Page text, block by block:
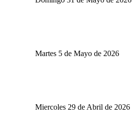
Martes 5 de Mayo de 2026
Miercoles 29 de Abril de 2026